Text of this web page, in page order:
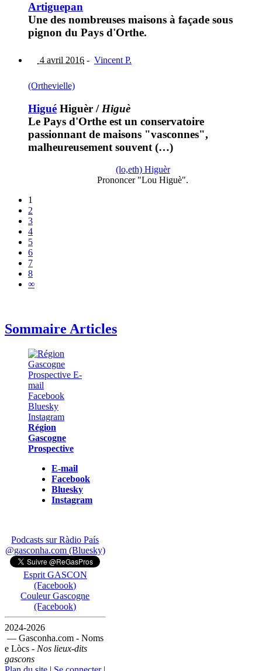
Artiguepan
Une des nombreuses maisons à façade sous
pignon du Pays d'Orthe.
4 avril 2016 - Vincent P.
(Orthevielle)
Higué Higuèr / Higuè
Le Pays d'Orthe est un conservatoire
passionnant de maisons "vasconnes",
malheureusement souvent (…)
(lo,eth) Higuèr
Prononcer "Lou Higuè".
1
2
3
4
5
6
7
8
∞
Sommaire Articles
Région
Gascogne
Prospective
E-mail
Facebook
Bluesky
Instagram
Podcasts sur Ràdio País
@gasconha.com (Bluesky)
Esprit GASCON
(Facebook)
Couleur Gascogne
(Facebook)
2024-2026
— Gasconha.com - Noms
e Lòcs - Nos lieux-dits
gascons